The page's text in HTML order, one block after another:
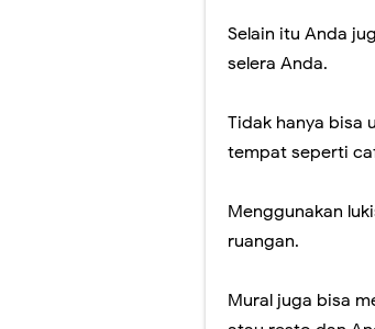
Selain itu Anda
selera Anda.
Tidak hanya bisa
tempat seperti
Menggunakan
ruangan.
Mural juga bisa